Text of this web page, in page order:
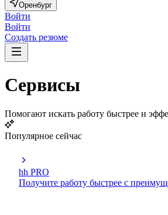
Оренбург
Войти
Войти
Создать резюме
Сервисы
Помогают искать работу быстрее и
Популярное сейчас
hh PRO
Получите работу быстрее с